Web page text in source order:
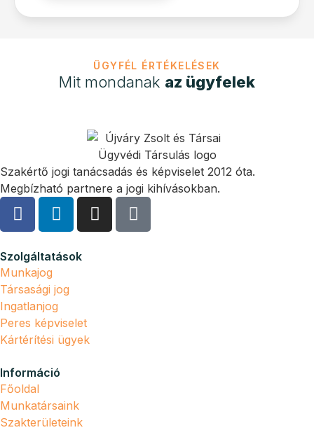
ÜGYFÉL ÉRTÉKELÉSEK
Mit mondanak az ügyfelek
Szakértő jogi tanácsadás és képviselet 2012 óta.
Megbízható partnere a jogi kihívásokban.
Szolgáltatások
Munkajog
Társasági jog
Ingatlanjog
Peres képviselet
Kártérítési ügyek
Információ
Főoldal
Munkatársaink
Szakterületeink